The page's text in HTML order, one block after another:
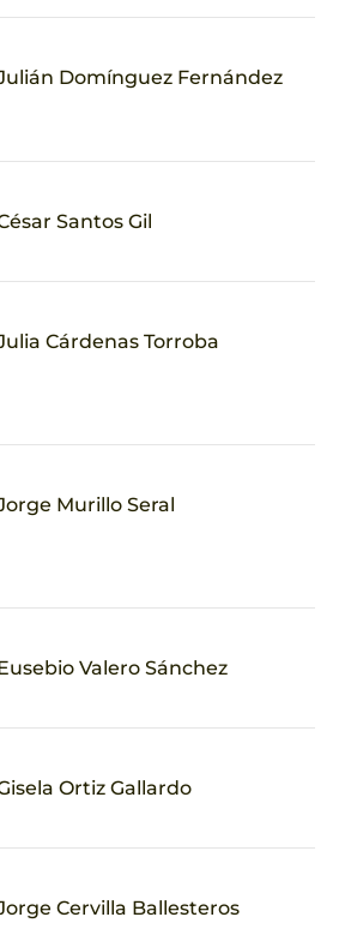
Domínguez Fernández
Santos Gil
Cárdenas Torroba
Murillo Seral
Valero Sánchez
Ortiz Gallardo
Cervilla Ballesteros